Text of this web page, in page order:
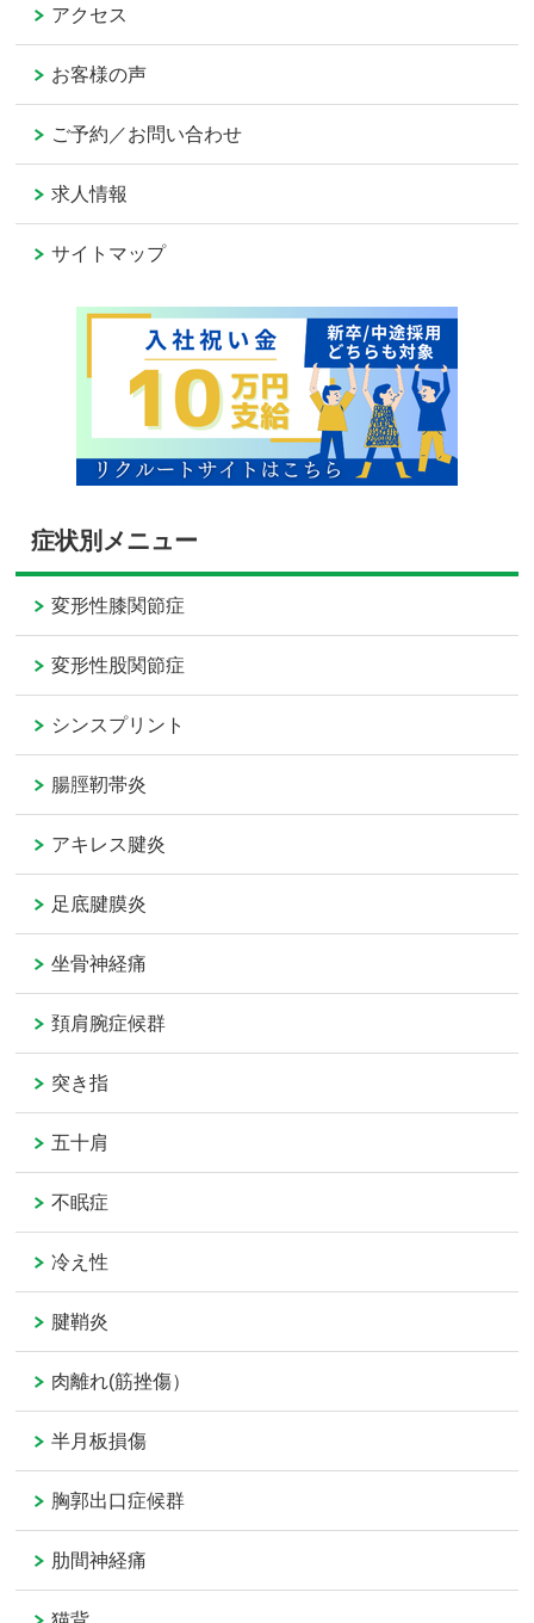
アクセス
お客様の声
ご予約／お問い合わせ
求人情報
サイトマップ
症状別メニュー
変形性膝関節症
変形性股関節症
シンスプリント
腸脛靭帯炎
アキレス腱炎
足底腱膜炎
坐骨神経痛
頚肩腕症候群
突き指
五十肩
不眠症
冷え性
腱鞘炎
肉離れ(筋挫傷）
半月板損傷
胸郭出口症候群
肋間神経痛